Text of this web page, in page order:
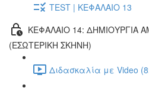
TEST | ΚΕΦΑΛΑΙΟ 13
ΚΕΦΑΛΑΙΟ 14: ΔΗΜΙΟΥΡΓΙΑ
(ΕΣΩΤΕΡΙΚΗ ΣΚΗΝΗ)
Διδασκαλία με Video